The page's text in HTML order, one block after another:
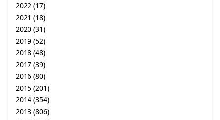
2022 (17)
2021 (18)
2020 (31)
2019 (52)
2018 (48)
2017 (39)
2016 (80)
2015 (201)
2014 (354)
2013 (806)